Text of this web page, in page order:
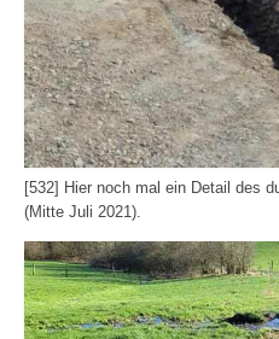
[532] Hier noch mal ein Detail des
(Mitte Juli 2021).